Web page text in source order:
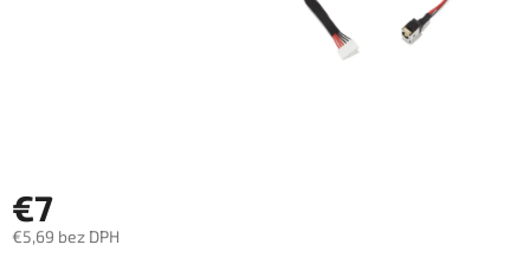
€7
€5,69 bez DPH